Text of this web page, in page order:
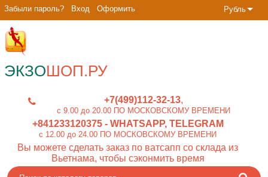
Рубль
Забыли пароль? Вход Оформить
ЭКЗОШОП.РУ
+7(499)112-32-13
c 9.00 до 20.00 ПО МОСКОВСКОМУ ВРЕМЕНИ
+841233120375- WHATSAPP, TELEGRAM
c 12.00 до 24.00 ПО МОСКОВСКОМУ ВРЕМЕНИ
Вы можете сделать заказ по ватсапп со склада из
Вьетнама, чтобы сэконмить время